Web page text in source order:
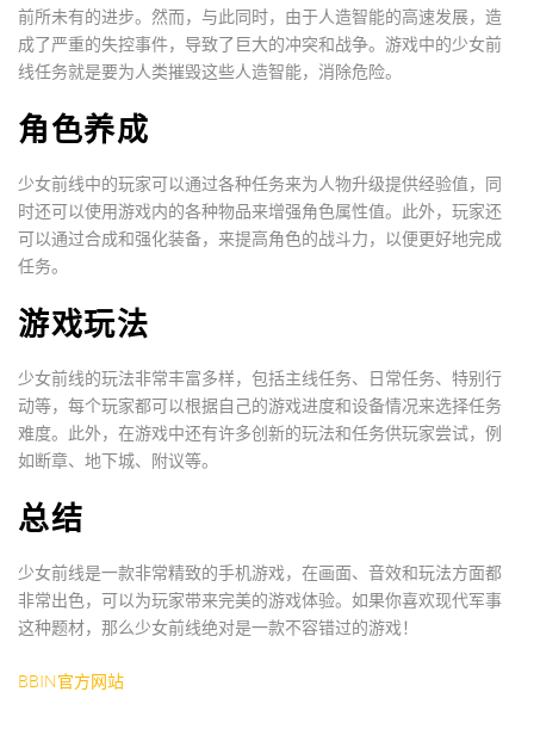
前所未有的进步。然而，与此同时，由于人造智能的高速发展，造
成了严重的失控事件，导致了巨大的冲突和战争。游戏中的少女前
线任务就是要为人类摧毁这些人造智能，消除危险。
角色养成
少女前线中的玩家可以通过各种任务来为人物升级提供经验值，同
时还可以使用游戏内的各种物品来增强角色属性值。此外，玩家还
可以通过合成和强化装备，来提高角色的战斗力，以便更好地完成
任务。
游戏玩法
少女前线的玩法非常丰富多样，包括主线任务、日常任务、特别行
动等，每个玩家都可以根据自己的游戏进度和设备情况来选择任务
难度。此外，在游戏中还有许多创新的玩法和任务供玩家尝试，例
如断章、地下城、附议等。
总结
少女前线是一款非常精致的手机游戏，在画面、音效和玩法方面都
非常出色，可以为玩家带来完美的游戏体验。如果你喜欢现代军事
这种题材，那么少女前线绝对是一款不容错过的游戏！
BBIN官方网站